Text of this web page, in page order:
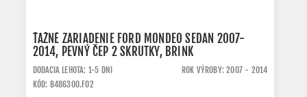
ŤAŽNÉ ZARIADENIE FORD MONDEO SEDAN 2007-
2014, PEVNÝ ČEP 2 SKRUTKY, BRINK
DODACIA LEHOTA: 1-5 DNI
ROK VÝROBY: 2007 - 2014
KÓD: B486300.FO2